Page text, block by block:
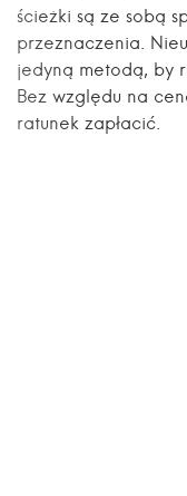
ścieżki są ze sobą
przeznaczenia.
jedyną metodą, by
Bez względu na
ratunek zapłacić.